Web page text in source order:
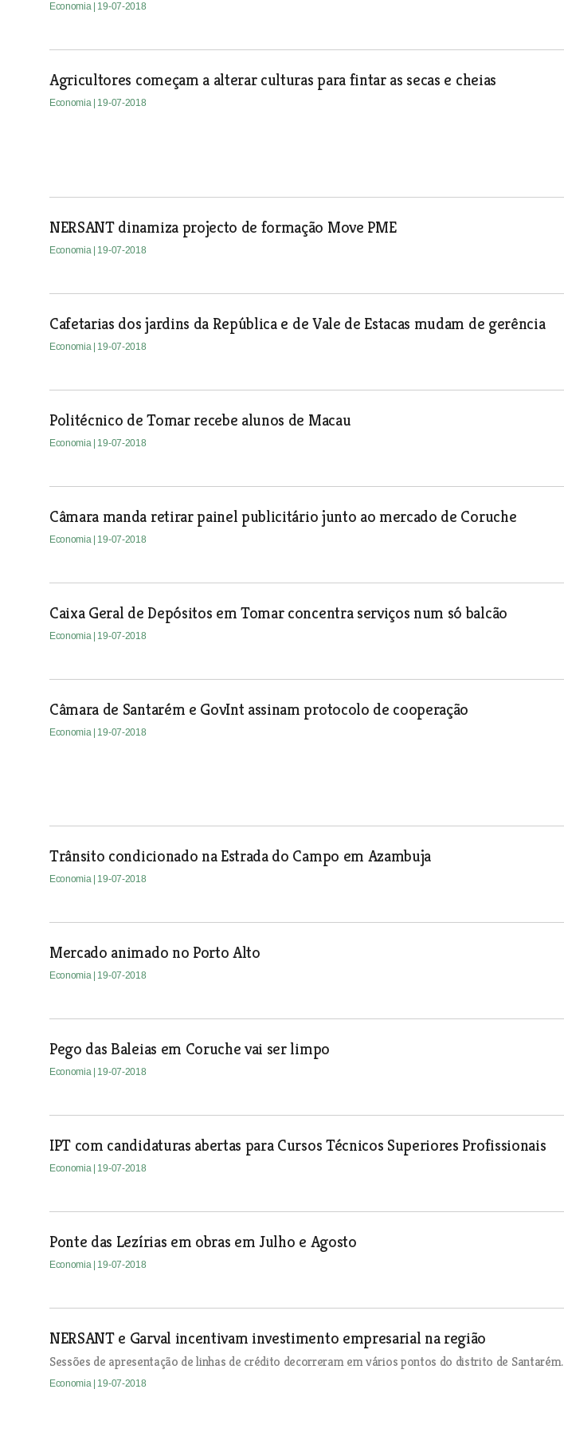
Economia | 19-07-2018
Agricultores começam a alterar culturas para fintar as secas e cheias
Economia | 19-07-2018
NERSANT dinamiza projecto de formação Move PME
Economia | 19-07-2018
Cafetarias dos jardins da República e de Vale de Estacas mudam de gerência
Economia | 19-07-2018
Politécnico de Tomar recebe alunos de Macau
Economia | 19-07-2018
Câmara manda retirar painel publicitário junto ao mercado de Coruche
Economia | 19-07-2018
Caixa Geral de Depósitos em Tomar concentra serviços num só balcão
Economia | 19-07-2018
Câmara de Santarém e GovInt assinam protocolo de cooperação
Economia | 19-07-2018
Trânsito condicionado na Estrada do Campo em Azambuja
Economia | 19-07-2018
Mercado animado no Porto Alto
Economia | 19-07-2018
Pego das Baleias em Coruche vai ser limpo
Economia | 19-07-2018
IPT com candidaturas abertas para Cursos Técnicos Superiores Profissionais
Economia | 19-07-2018
Ponte das Lezírias em obras em Julho e Agosto
Economia | 19-07-2018
NERSANT e Garval incentivam investimento empresarial na região
Sessões de apresentação de linhas de crédito decorreram em vários pontos do distrito de Santarém.
Economia | 19-07-2018